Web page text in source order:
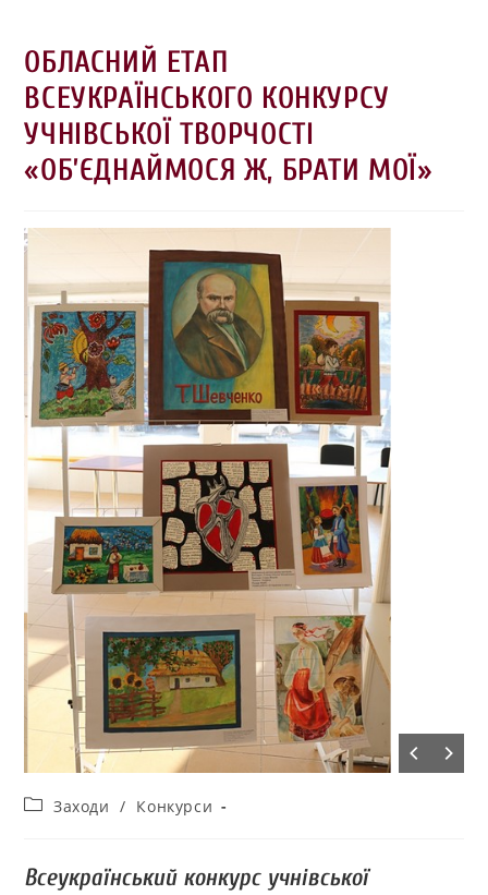
ОБЛАСНИЙ ЕТАП
ВСЕУКРАЇНСЬКОГО КОНКУРСУ
УЧНІВСЬКОЇ ТВОРЧОСТІ
«ОБ’ЄДНАЙМОСЯ Ж, БРАТИ МОЇ»
Заходи / Конкурси
Всеукраїнський конкурс учнівської